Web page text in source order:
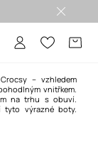
– vzhledem
vnitřkem.
na trhu s obuví.
výrazné boty.